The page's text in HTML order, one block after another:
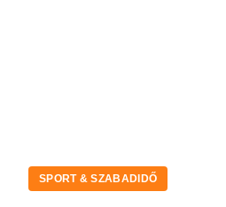
SPORT & SZABADIDŐ